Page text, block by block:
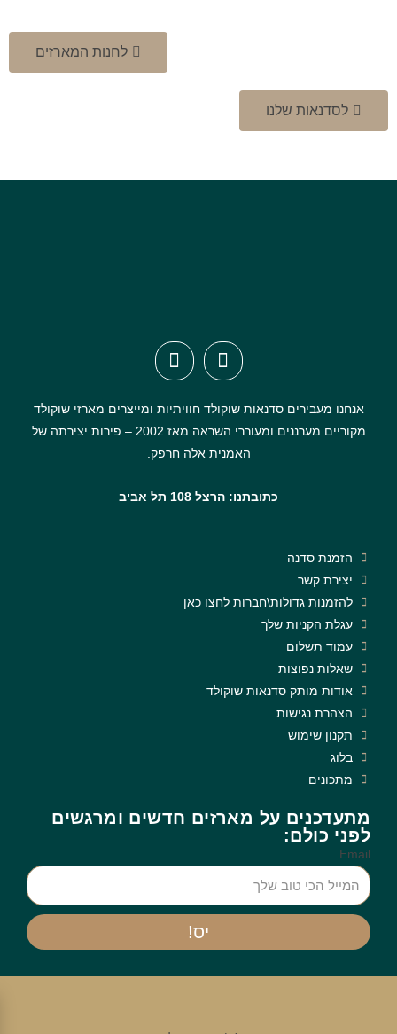
לחנות המארזים
לסדנאות שלנו
אנחנו מעבירים סדנאות שוקולד חוויתיות ומייצרים מארזי שוקולד
מקוריים מערננים ומעוררי השראה מאז 2002 – פירות יצירתה של
האמנית אלה חרפק.
כתובתנו: הרצל 108 תל אביב
הזמנת סדנה
יצירת קשר
להזמנות גדולות\חברות לחצו כאן
עגלת הקניות שלך
עמוד תשלום
שאלות נפוצות
אודות מותק סדנאות שוקולד
הצהרת נגישות
תקנון שימוש
בלוג
מתכונים
מתעדכנים על מארזים חדשים ומרגשים
לפני כולם:
Email
יס!